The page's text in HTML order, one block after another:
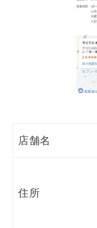
店舗名
住所